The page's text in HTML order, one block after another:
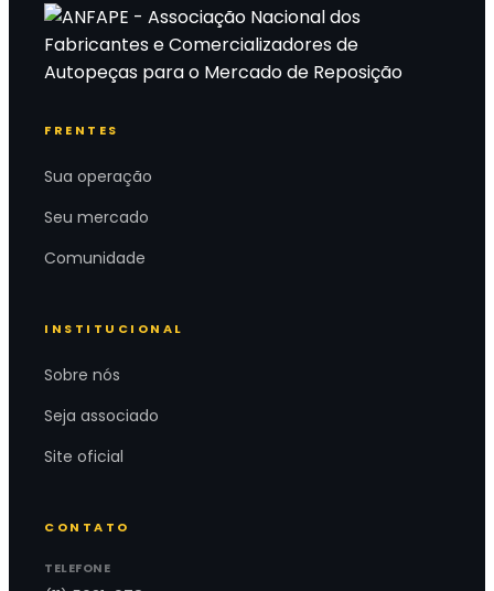
FRENTES
Sua operação
Seu mercado
Comunidade
INSTITUCIONAL
Sobre nós
Seja associado
Site oficial
CONTATO
TELEFONE